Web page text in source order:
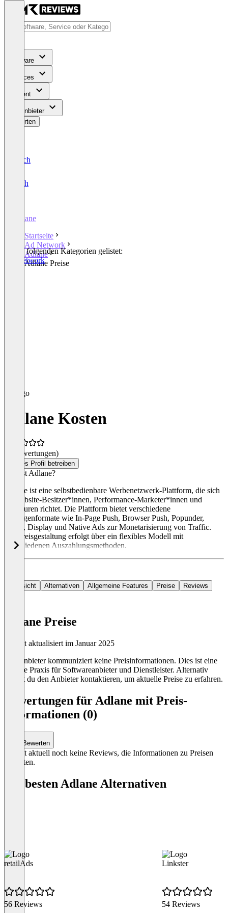
Software
Services
Content
Für Anbieter
Bewerten
Deutsch
English
Adlane
Startseite
Ad Network
Adlane
Adlane Preise
In den folgenden Kategorien gelistet:
Ad Network
Adlane Kosten
(0 Bewertungen)
Dieses Profil betreiben
Was ist Adlane?
Adlane ist eine selbstbedienbare Werbenetzwerk-Plattform, die sich
an Website-Besitzer*innen, Performance-Marketer*innen und
Agenturen richtet. Die Plattform bietet verschiedene
Anzeigenformate wie In-Page Push, Browser Push, Popunder,
Video, Display und Native Ads zur Monetarisierung von Traffic.
Die Preisgestaltung erfolgt über ein flexibles Modell mit
verschiedenen Auszahlungsmethoden.
Übersicht Alternativen Allgemeine Features Preise Reviews
Adlane Preise
Zuletzt aktualisiert im Januar 2025
Der Anbieter kommuniziert keine Preisinformationen. Dies ist eine
übliche Praxis für Softwareanbieter und Dienstleister. Alternativ
kannst du den Anbieter kontaktieren, um aktuelle Preise zu erfahren.
Bewertungen für Adlane mit Preis-
Informationen (0)
Bewerten
Es gibt aktuell noch keine Reviews, die Informationen zu Preisen
enthalten.
Die besten Adlane Alternativen
retailAds
56 Reviews
Linkster
54 Reviews